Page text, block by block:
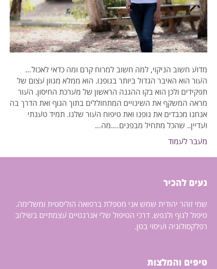
מדוע חשוב הניקוי, למה חשוב למרוח קרם ומה כדאי לאכול…
העור הוא האיבר הגדול ביותר בגופנו. הוא ממלא מגוון עצום של
תפקידים ולכן הוא בקו ההגנה הראשון של מערכת החיסון. העור
מראה המשקף את השינויים המתחוללים בתוך הגוף ואת הדרך בה
אנחנו מכבדים את גופנו ואת טיפוח העור שלנו. תמיד טענתי
ועדיין.. שהכל מתחיל מבפנים….מה…
מעבר לעמוד
נעים להכיר
שמי זוהר יהודית שמש אני מטפלת ברפואה הוליסטית ומשלימה.
טיפול לגוף ולנפש. דרכי הטיפול שלי אנרגטיים עצמתיים בשילוב
רפלקסולוגיה ועיסוי בטן.
טיפים והמלצות